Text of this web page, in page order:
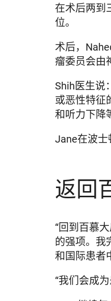
在术后两到
位。
术后，
瘤委员会由
Shih医生说
或恶性特征
和听力下降
Jane在波士
返回
“回到百慕
的强项。我
和国际患者
“我们会成